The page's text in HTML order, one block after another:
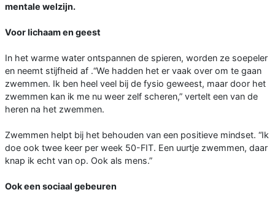
mentale welzijn.
Voor lichaam en geest
In het warme water ontspannen de spieren, worden ze soepeler
en neemt stijfheid af .“We hadden het er vaak over om te gaan
zwemmen. Ik ben heel veel bij de fysio geweest, maar door het
zwemmen kan ik me nu weer zelf scheren,” vertelt een van de
heren na het zwemmen.
Zwemmen helpt bij het behouden van een positieve mindset. “Ik
doe ook twee keer per week 50-FIT. Een uurtje zwemmen, daar
knap ik echt van op. Ook als mens.”
Ook een sociaal gebeuren